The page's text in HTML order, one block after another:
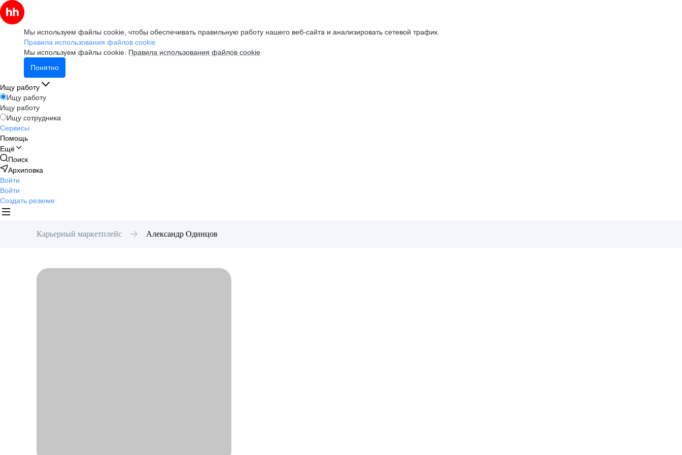
Мы используем файлы cookie, чтобы обеспечивать правильную работу нашего веб-сайта и анализировать сетевой трафик.
Правила использования файлов cookie
Мы используем файлы cookie. Правила использования файлов cookie
Понятно
Ищу работу
Ищу работу
Ищу работу
Ищу сотрудника
Сервисы
Помощь
Ещё
Поиск
Архиповка
Войти
Войти
Создать резюме
Карьерный маркетплейс Александр Одинцов